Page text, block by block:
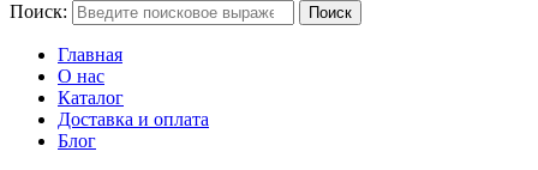
Поиск:
Поиск
Главная
О нас
Каталог
Доставка и оплата
Блог